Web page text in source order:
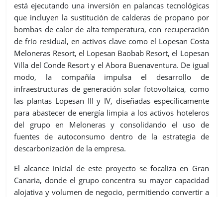
está ejecutando una inversión en palancas tecnológicas
que incluyen la sustitución de calderas de propano por
bombas de calor de alta temperatura, con recuperación
de frío residual, en activos clave como el Lopesan Costa
Meloneras Resort, el Lopesan Baobab Resort, el Lopesan
Villa del Conde Resort y el Abora Buenaventura. De igual
modo, la compañía impulsa el desarrollo de
infraestructuras de generación solar fotovoltaica, como
las plantas Lopesan III y IV, diseñadas específicamente
para abastecer de energía limpia a los activos hoteleros
del grupo en Meloneras y consolidando el uso de
fuentes de autoconsumo dentro de la estrategia de
descarbonización de la empresa.
El alcance inicial de este proyecto se focaliza en Gran
Canaria, donde el grupo concentra su mayor capacidad
alojativa y volumen de negocio, permitiendo convertir a